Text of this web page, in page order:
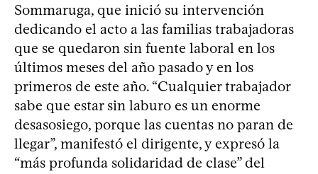
Sommaruga, que inició su intervención
dedicando el acto a las familias trabajadoras
que se quedaron sin fuente laboral en los
últimos meses del año pasado y en los
primeros de este año. “Cualquier trabajador
sabe que estar sin laburo es un enorme
desasosiego, porque las cuentas no paran de
llegar”, manifestó el dirigente, y expresó la
“más profunda solidaridad de clase” del